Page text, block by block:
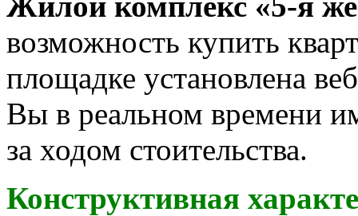
возможность купить
площадке установлена
Вы в реальном времени
за ходом стоительства.
Конструктивная